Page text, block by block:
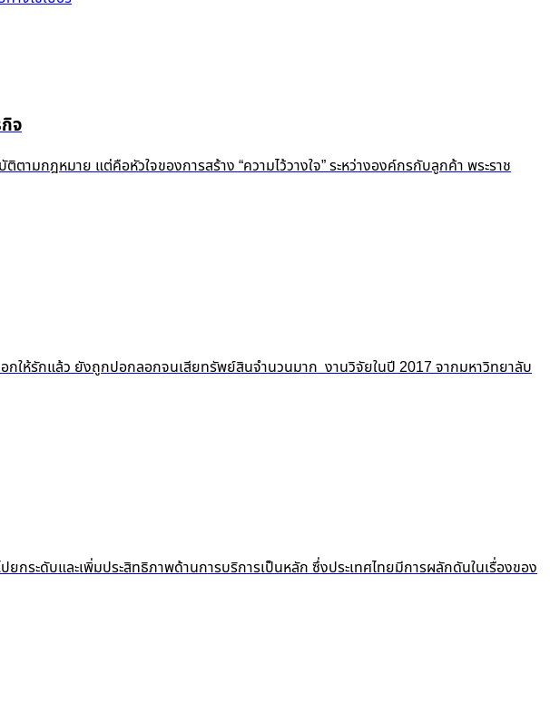
จ
กฎหมาย แต่คือหัวใจของการสร้าง “ความไว้วางใจ” ระหว่างองค์กรกับลูกค้า พระราช
อกให้รักแล้ว ยังถูกปอกลอกจนเสียทรัพย์สินจำนวนมาก งานวิจัยในปี 2017 จากมหาวิทยาลับ
ระดับและเพิ่มประสิทธิภาพด้านการบริการเป็นหลัก ซึ่งประเทศไทยมีการผลักดันในเรื่องของ